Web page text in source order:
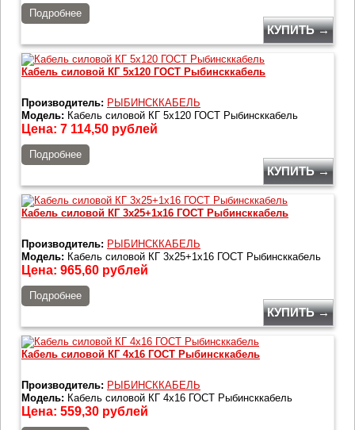
Подробнее
КУПИТЬ →
Кабель силовой КГ 5х120 ГОСТ Рыбинсккабель
Производитель: РЫБИНСККАБЕЛЬ
Модель: Кабель силовой КГ 5х120 ГОСТ Рыбинсккабель
Цена: 7 114,50 рублей
Подробнее
КУПИТЬ →
Кабель силовой КГ 3х25+1х16 ГОСТ Рыбинсккабель
Производитель: РЫБИНСККАБЕЛЬ
Модель: Кабель силовой КГ 3х25+1х16 ГОСТ Рыбинсккабель
Цена: 965,60 рублей
Подробнее
КУПИТЬ →
Кабель силовой КГ 4х16 ГОСТ Рыбинсккабель
Производитель: РЫБИНСККАБЕЛЬ
Модель: Кабель силовой КГ 4х16 ГОСТ Рыбинсккабель
Цена: 559,30 рублей